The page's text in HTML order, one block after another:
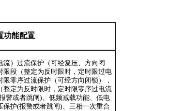
功能配置
）过流保护（可经复压、方向闭
限段（整定为反时限时，定时限过电
零序过流保护（可经方向闭锁），
整定为反时限时，定时限零序过电流
警或者跳闸)、低频减载功能、低电
保护(报警或者跳闸)、三相一次重合